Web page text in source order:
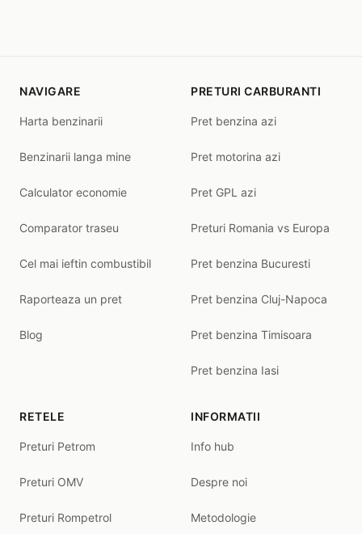
NAVIGARE
Harta benzinarii
Benzinarii langa mine
Calculator economie
Comparator traseu
Cel mai ieftin combustibil
Raporteaza un pret
Blog
PRETURI CARBURANTI
Pret benzina azi
Pret motorina azi
Pret GPL azi
Preturi Romania vs Europa
Pret benzina Bucuresti
Pret benzina Cluj-Napoca
Pret benzina Timisoara
Pret benzina Iasi
RETELE
Preturi Petrom
Preturi OMV
Preturi Rompetrol
INFORMATII
Info hub
Despre noi
Metodologie